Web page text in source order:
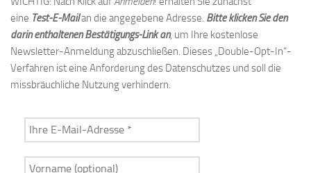
eine Test-E-Mailan die angegebene Adresse. Bitte klicken Sie den
darin enthaltenen Bestätigungs-Link an, um Ihre kostenlose
Newsletter-Anmeldung abzuschließen. Dieses „Double-Opt-In“-
Verfahren ist eine Anforderung des Datenschutzes und soll die
missbräuchliche Nutzung verhindern.